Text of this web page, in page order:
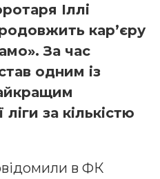
Іллі
кар’єру
За час
одним із
за кількістю
в ФК